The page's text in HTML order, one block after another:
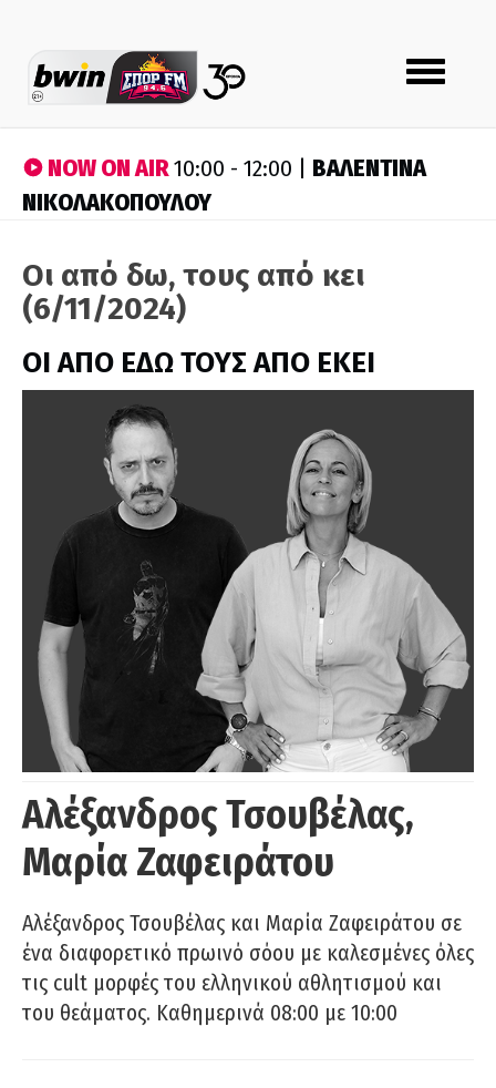
Toggle
navigation
NOW ON AIR10:00 - 12:00 | ΒΑΛΕΝΤΙΝΑ
ΝΙΚΟΛΑΚΟΠΟΥΛΟΥ
Οι από δω, τους από κει
(6/11/2024)
ΟΙ ΑΠΟ ΕΔΩ ΤΟΥΣ ΑΠΟ ΕΚΕΙ
Αλέξανδρος Τσουβέλας,
Μαρία Ζαφειράτου
Αλέξανδρος Τσουβέλας και Μαρία Ζαφειράτου σε
ένα διαφορετικό πρωινό σόου με καλεσμένες όλες
τις cult μορφές του ελληνικού αθλητισμού και
του θεάματος. Καθημερινά 08:00 με 10:00